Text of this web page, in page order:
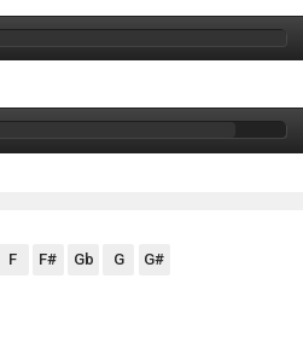
F F# Gb G G#